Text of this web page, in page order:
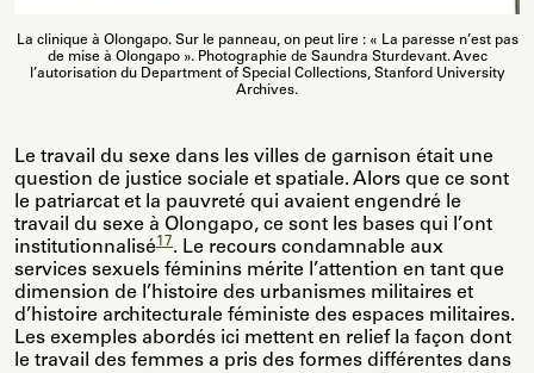
La clinique à Olongapo. Sur le panneau, on peut lire : « La paresse n’est pas
de mise à Olongapo ». Photographie de Saundra Sturdevant. Avec
l’autorisation du Department of Special Collections, Stanford University
Archives.
Le travail du sexe dans les villes de garnison était une
question de justice sociale et spatiale. Alors que ce sont
le patriarcat et la pauvreté qui avaient engendré le
travail du sexe à Olongapo, ce sont les bases qui l’ont
institutionnalisé17. Le recours condamnable aux
services sexuels féminins mérite l’attention en tant que
dimension de l’histoire des urbanismes militaires et
d’histoire architecturale féministe des espaces militaires.
Les exemples abordés ici mettent en relief la façon dont
le travail des femmes a pris des formes différentes dans